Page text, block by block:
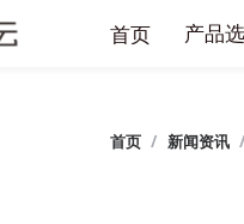
首页
首页 / 新闻